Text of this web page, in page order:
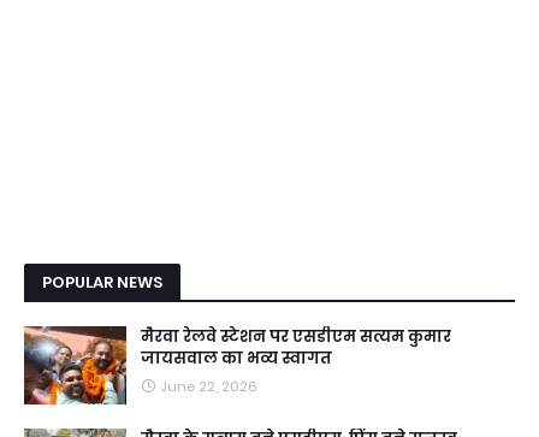
POPULAR NEWS
मैरवा रेलवे स्टेशन पर एसडीएम सत्यम कुमार
जायसवाल का भव्य स्वागत
June 22, 2026